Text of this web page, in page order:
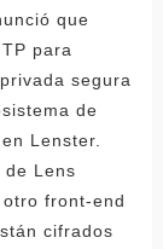
que
para
segura
de
Lenster.
de Lens
front-end
cifrados